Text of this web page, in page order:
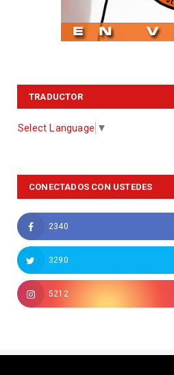
TRADUCTOR
Select Language ▼
CONECTADOS CON USTEDES
2340
3290
5212